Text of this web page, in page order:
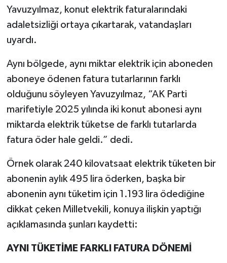
Yavuzyılmaz, konut elektrik faturalarındaki
adaletsizliği ortaya çıkartarak, vatandaşları
uyardı.
Aynı bölgede, aynı miktar elektrik için aboneden
aboneye ödenen fatura tutarlarının farklı
olduğunu söyleyen Yavuzyılmaz, “AK Parti
marifetiyle 2025 yılında iki konut abonesi aynı
miktarda elektrik tüketse de farklı tutarlarda
fatura öder hale geldi.” dedi.
Örnek olarak 240 kilovatsaat elektrik tüketen bir
abonenin aylık 495 lira öderken, başka bir
abonenin aynı tüketim için 1.193 lira ödediğine
dikkat çeken Milletvekili, konuya ilişkin yaptığı
açıklamasında şunları kaydetti:
AYNI TÜKETİME FARKLI FATURA DÖNEMİ